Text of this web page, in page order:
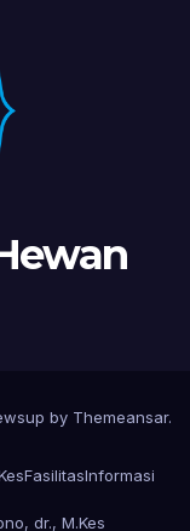
by Themeansar.
FasilitasInformasi
dr., M.Kes